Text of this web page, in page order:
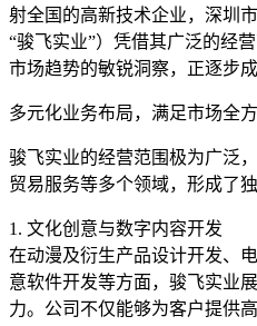
射全国的高新技术企业，深圳
“骏飞实业”）凭借其广泛的经
市场趋势的敏锐洞察，正逐步
多元化业务布局，满足市场全
骏飞实业的经营范围极为广泛
贸易服务等多个领域，形成了
1. 文化创意与数字内容开发
在动漫及衍生产品设计开发、
意软件开发等方面，骏飞实业
力。公司不仅能够为客户提供